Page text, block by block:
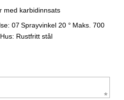
med karbidinnsats
07 Sprayvinkel 20 ° Maks. 700
Hus: Rustfritt stål